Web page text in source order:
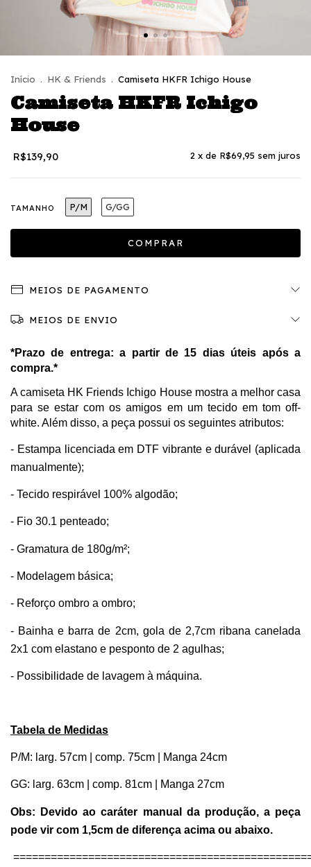
Início . HK & Friends . Camiseta HKFR Ichigo House
Camiseta HKFR Ichigo
House
R$139,90 2 x de R$69,95 sem juros
TAMANHO P/M G/GG
MEIOS DE PAGAMENTO
MEIOS DE ENVIO
*Prazo de entrega: a partir de 15 dias úteis após a
compra.*
A camiseta HK Friends Ichigo House mostra a melhor casa
para se estar com os amigos em um tecido em tom off-
white. Além disso, a peça possui os seguintes atributos:
- Estampa licenciada em DTF vibrante e durável (aplicada
manualmente);
- Tecido respirável 100% algodão;
- Fio 30.1 penteado;
- Gramatura de 180g/m²;
- Modelagem básica;
- Reforço ombro a ombro;
- Bainha e barra de 2cm, gola de 2,7cm ribana canelada
2x1 com elastano e pesponto de 2 agulhas;
- Possibilidade de lavagem à máquina.
Tabela de Medidas
P/M: larg. 57cm | comp. 75cm | Manga 24cm
GG: larg. 63cm | comp. 81cm | Manga 27cm
Obs: Devido ao caráter manual da produção, a peça
pode vir com 1,5cm de diferença acima ou abaixo.